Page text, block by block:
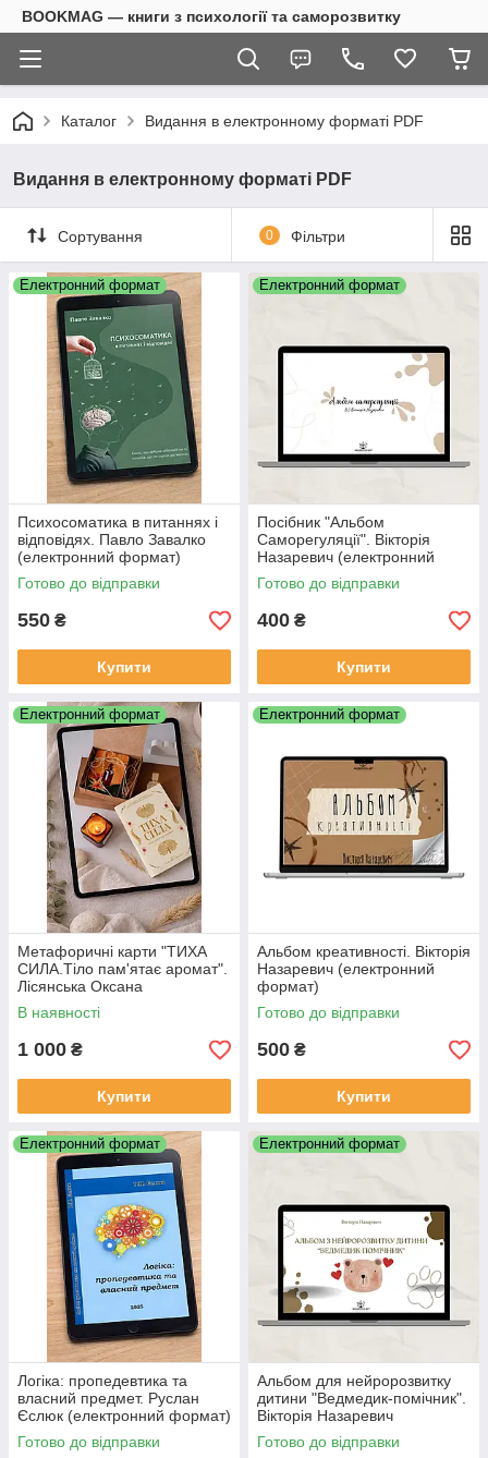
BOOKMAG — книги з психології та саморозвитку
Каталог Видання в електронному форматі PDF
Видання в електронному форматі PDF
Сортування 0 Фільтри
Електронний формат
Психосоматика в питаннях і
відповідях. Павло Завалко
(електронний формат)
Готово до відправки
550 ₴
Купити
Електронний формат
Посібник "Альбом
Саморегуляції". Вікторія
Назаревич (електронний
формат)
Готово до відправки
400 ₴
Купити
Електронний формат
Метафоричні карти "ТИХА
СИЛА.Тіло пам'ятає аромат".
Лісянська Оксана
(електронний формат)
В наявності
1 000 ₴
Купити
Електронний формат
Альбом креативності. Вікторія
Назаревич (електронний
формат)
Готово до відправки
500 ₴
Купити
Електронний формат
Логіка: пропедевтика та
власний предмет. Руслан
Єслюк (електронний формат)
Готово до відправки
Електронний формат
Альбом для нейророзвитку
дитини "Ведмедик-помічник".
Вікторія Назаревич
(електронний формат)
Готово до відправки